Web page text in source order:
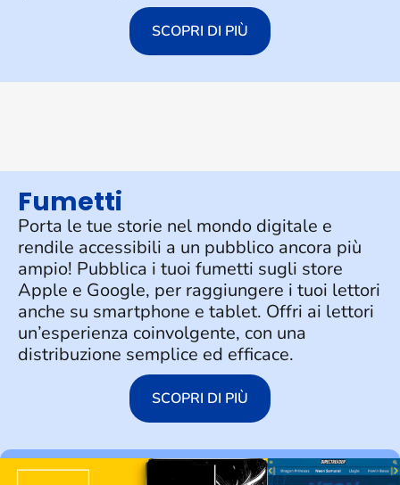
SCOPRI DI PIÙ
Fumetti
Porta le tue storie nel mondo digitale e
rendile accessibili a un pubblico ancora più
ampio! Pubblica i tuoi fumetti sugli store
Apple e Google, per raggiungere i tuoi lettori
anche su smartphone e tablet. Offri ai lettori
un’esperienza coinvolgente, con una
distribuzione semplice ed efficace.
SCOPRI DI PIÙ